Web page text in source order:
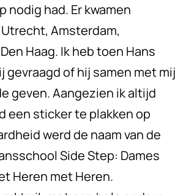
nodig had. Er kwamen
Amsterdam,
Haag. Ik heb toen Hans
gevraagd of hij samen met mij
geven. Aangezien ik altijd
een sticker te plakken op
werd de naam van de
Side Step: Dames
Heren met Heren.